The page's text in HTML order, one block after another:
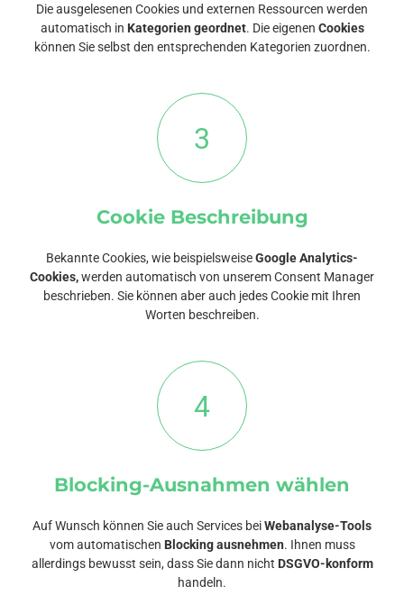
Die ausgelesenen Cookies und externen Ressourcen werden
automatisch in Kategorien geordnet. Die eigenen Cookies
können Sie selbst den entsprechenden Kategorien zuordnen.
3
Cookie Beschreibung
Bekannte Cookies, wie beispielsweiseGoogle Analytics-
Cookies,werden automatisch von unserem Consent Manager
beschrieben. Sie können aber auch jedes Cookie mit Ihren
Worten beschreiben.
4
Blocking-Ausnahmen wählen
Auf Wunsch können Sie auch Services beiWebanalyse-Tools
vom automatischen Blocking ausnehmen. Ihnen muss
allerdings bewusst sein, dass Sie dann nicht DSGVO-konform
handeln.